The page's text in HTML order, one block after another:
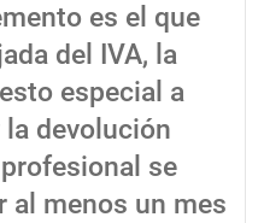
es el que
del IVA, la
especial a
la devolución
se
al menos un mes